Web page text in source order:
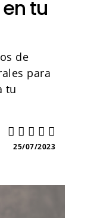
tu
de
para
tu
25/07/2023